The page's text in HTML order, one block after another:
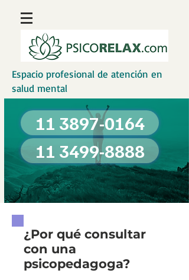
Espacio profesional de atención en
salud mental
11 3897-0164
11 3499-8888
¿Por qué consultar
con una
psicopedagoga?